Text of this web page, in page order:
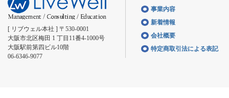
[ リブウェル本社 ] 〒530-0001
大阪市北区梅田 1 丁目11番4-1000号
大阪駅前第四ビル10階
06-6346-9077
事業内容
新着情報
会社概要
特定商取引法による表記